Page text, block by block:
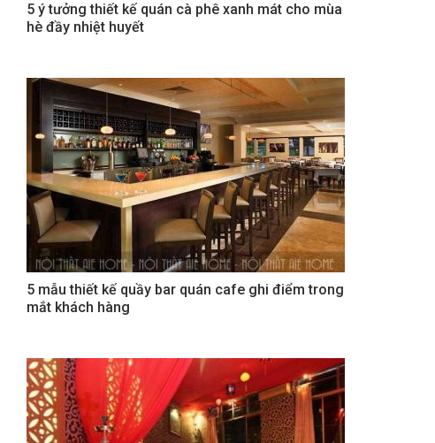
5 ý tưởng thiết kế quán cà phê xanh mát cho mùa
hè đầy nhiệt huyết
5 mẫu thiết kế quầy bar quán cafe ghi điểm trong
mắt khách hàng